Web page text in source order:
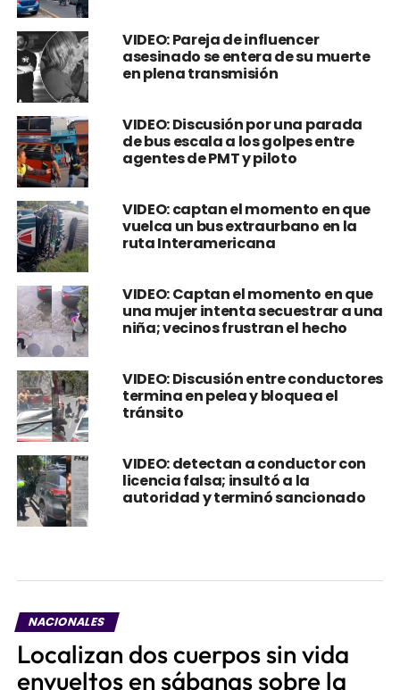
VIDEO: Pareja de influencer
asesinado se entera de su muerte
en plena transmisión
VIDEO: Discusión por una parada
de bus escala a los golpes entre
agentes de PMT y piloto
VIDEO: captan el momento en que
vuelca un bus extraurbano en la
ruta Interamericana
VIDEO: Captan el momento en que
una mujer intenta secuestrar a una
niña; vecinos frustran el hecho
VIDEO: Discusión entre conductores
termina en pelea y bloquea el
tránsito
VIDEO: detectan a conductor con
licencia falsa; insultó a la
autoridad y terminó sancionado
NACIONALES
Localizan dos cuerpos sin vida
envueltos en sábanas sobre la